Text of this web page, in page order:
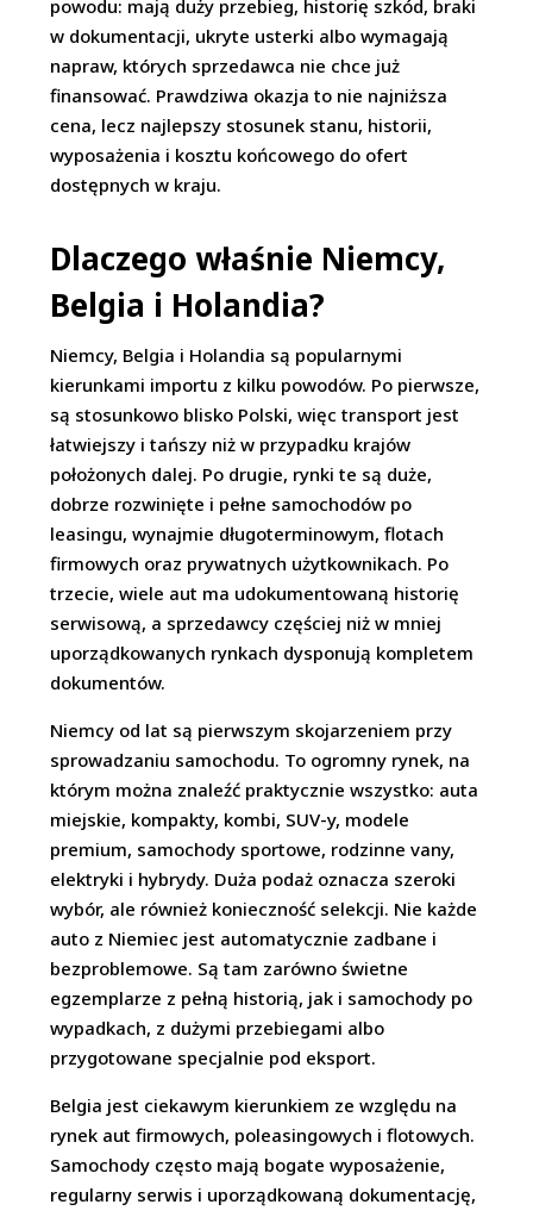
powodu: mają duży przebieg, historię szkód, braki
w dokumentacji, ukryte usterki albo wymagają
napraw, których sprzedawca nie chce już
finansować. Prawdziwa okazja to nie najniższa
cena, lecz najlepszy stosunek stanu, historii,
wyposażenia i kosztu końcowego do ofert
dostępnych w kraju.
Dlaczego właśnie Niemcy,
Belgia i Holandia?
Niemcy, Belgia i Holandia są popularnymi
kierunkami importu z kilku powodów. Po pierwsze,
są stosunkowo blisko Polski, więc transport jest
łatwiejszy i tańszy niż w przypadku krajów
położonych dalej. Po drugie, rynki te są duże,
dobrze rozwinięte i pełne samochodów po
leasingu, wynajmie długoterminowym, flotach
firmowych oraz prywatnych użytkownikach. Po
trzecie, wiele aut ma udokumentowaną historię
serwisową, a sprzedawcy częściej niż w mniej
uporządkowanych rynkach dysponują kompletem
dokumentów.
Niemcy od lat są pierwszym skojarzeniem przy
sprowadzaniu samochodu. To ogromny rynek, na
którym można znaleźć praktycznie wszystko: auta
miejskie, kompakty, kombi, SUV-y, modele
premium, samochody sportowe, rodzinne vany,
elektryki i hybrydy. Duża podaż oznacza szeroki
wybór, ale również konieczność selekcji. Nie każde
auto z Niemiec jest automatycznie zadbane i
bezproblemowe. Są tam zarówno świetne
egzemplarze z pełną historią, jak i samochody po
wypadkach, z dużymi przebiegami albo
przygotowane specjalnie pod eksport.
Belgia jest ciekawym kierunkiem ze względu na
rynek aut firmowych, poleasingowych i flotowych.
Samochody często mają bogate wyposażenie,
regularny serwis i uporządkowaną dokumentację,